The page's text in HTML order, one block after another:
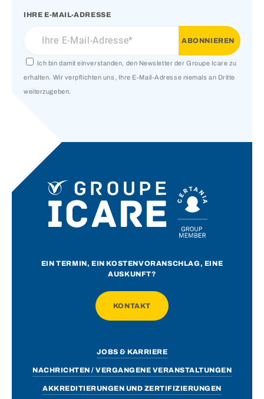
IHRE E-MAIL-ADRESSE
Ich bin damit einverstanden, den Newsletter der Groupe Icare zu
erhalten. Wir verpflichten uns, Ihre E-Mail-Adresse niemals an Dritte
weiterzugeben.
EIN TERMIN, EIN KOSTENVORANSCHLAG, EINE
AUSKUNFT?
KONTAKT
JOBS & KARRIERE
NACHRICHTEN / VERGANGENE VERANSTALTUNGEN
AKKREDITIERUNGEN UND ZERTIFIZIERUNGEN